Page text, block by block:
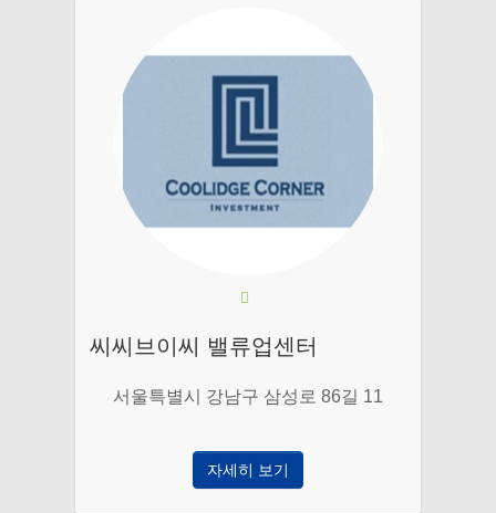
씨씨브이씨 밸류업센터
서울특별시 강남구 삼성로 86길 11
자세히 보기